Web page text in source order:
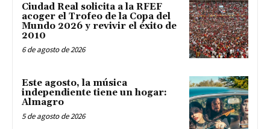
Ciudad Real solicita a la RFEF
acoger el Trofeo de la Copa del
Mundo 2026 y revivir el éxito de
2010
6 de agosto de 2026
Este agosto, la música
independiente tiene un hogar:
Almagro
5 de agosto de 2026